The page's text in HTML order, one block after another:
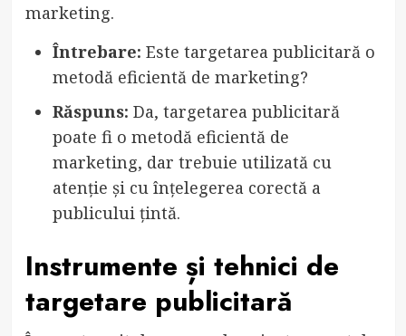
marketing.
Întrebare: Este targetarea publicitară o
metodă eficientă de marketing?
Răspuns: Da, targetarea publicitară
poate fi o metodă eficientă de
marketing, dar trebuie utilizată cu
atenție și cu înțelegerea corectă a
publicului țintă.
Instrumente și tehnici de
targetare publicitară